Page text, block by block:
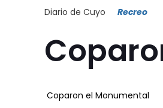
Diario de Cuyo Recreo
Coparon el Monumental